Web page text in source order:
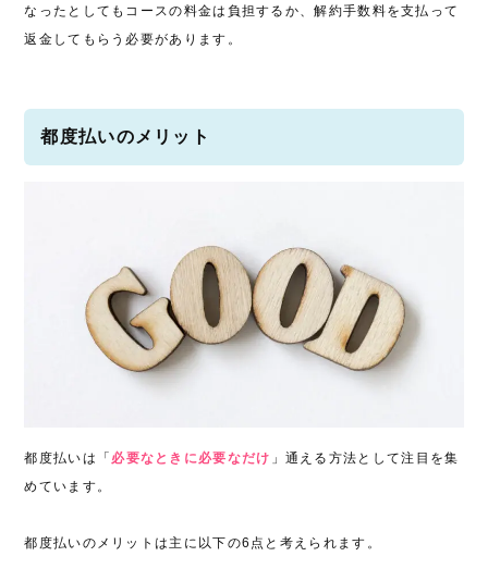
なったとしてもコースの料金は負担するか、解約手数料を支払って
返金してもらう必要があります。
都度払いのメリット
都度払いは「 必要なときに必要なだけ 」通える方法として注目を集
めています。
都度払いのメリットは主に以下の6点と考えられます。